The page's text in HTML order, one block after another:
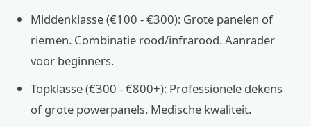
Middenklasse (€100 - €300): Grote panelen of
riemen. Combinatie rood/infrarood. Aanrader
voor beginners.
Topklasse (€300 - €800+): Professionele dekens
of grote powerpanels. Medische kwaliteit.